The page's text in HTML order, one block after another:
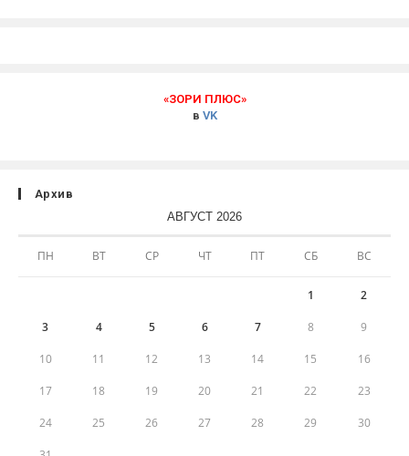
«ЗОРИ ПЛЮС»
в VK
Архив
АВГУСТ 2026
ПН ВТ СР ЧТ ПТ СБ ВС
1 2
3 4 5 6 7 8 9
10 11 12 13 14 15 16
17 18 19 20 21 22 23
24 25 26 27 28 29 30